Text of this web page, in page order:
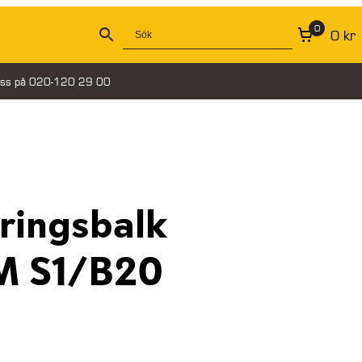
0 0 kr
på 020-120 29 00
S1/B20